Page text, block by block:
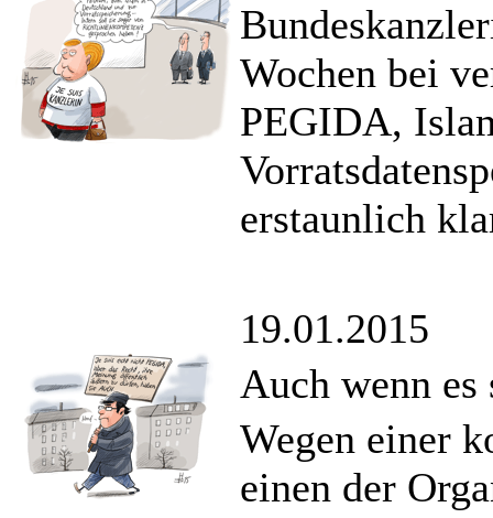
Wochen bei
PEGIDA,
erstaunlich
19.01.2015
Auch wenn
Wegen einer
einen der